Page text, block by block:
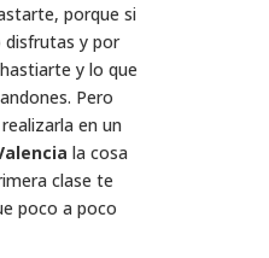
porque si
disfrutas y por
y lo que
Pero
en un
la cosa
clase te
poco a poco